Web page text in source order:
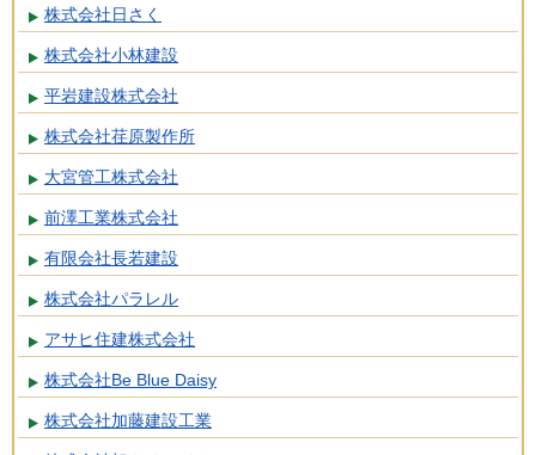
株式会社日さく
株式会社小林建設
平岩建設株式会社
株式会社荏原製作所
大宮管工株式会社
前澤工業株式会社
有限会社長若建設
株式会社パラレル
アサヒ住建株式会社
株式会社Be Blue Daisy
株式会社加藤建設工業